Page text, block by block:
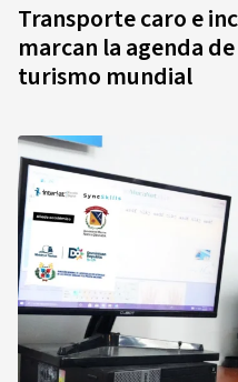
Transporte caro e
marcan la agenda
turismo mundial